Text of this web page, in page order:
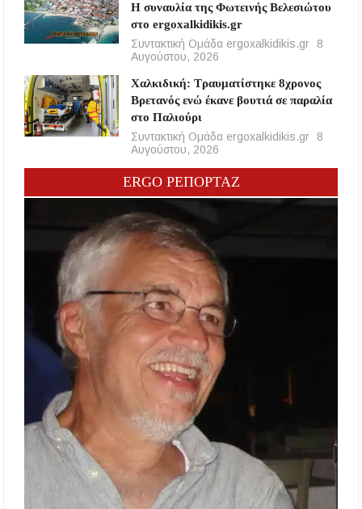
Η συναυλία της Φωτεινής Βελεσιώτου
στο ergoxalkidikis.gr
Συντακτική Ομάδα ergoxalkidikis.gr
8
Αυγούστου, 2026
Χαλκιδική: Τραυματίστηκε 8χρονος
Βρετανός ενώ έκανε βουτιά σε παραλία
στο Παλιούρι
Συντακτική Ομάδα ergoxalkidikis.gr
8
Αυγούστου, 2026
ERGO ΡΕΠΟΡΤΑΖ